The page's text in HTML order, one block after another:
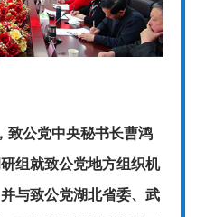
致公党中央秘书长曹鸿
组就致公党地方组织机
与致公党湖北省委、武